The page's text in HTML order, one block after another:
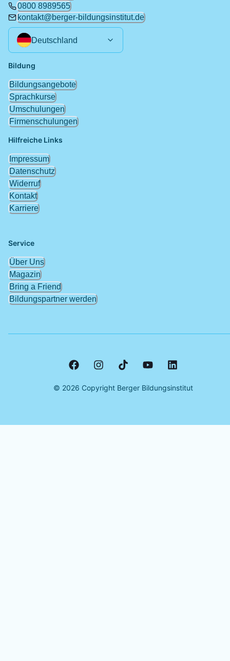
0800 8989565
kontakt@berger-bildungsinstitut.de
Deutschland
Hilfreiche Links
Impressum
Datenschutz
Widerruf
Kontakt
Karriere
Service
Über Uns
Magazin
Bring a Friend
Bildungspartner werden
Bildung
Bildungsangebote
Sprachkurse
Umschulungen
Firmenschulungen
© 2026 Copyright Berger Bildungsinstitut